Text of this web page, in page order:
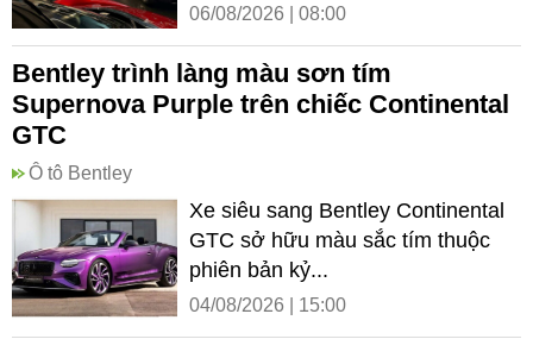
06/08/2026 | 08:00
Bentley trình làng màu sơn tím
Supernova Purple trên chiếc Continental
GTC
Ô tô Bentley
Xe siêu sang Bentley Continental
GTC sở hữu màu sắc tím thuộc
phiên bản kỷ...
04/08/2026 | 15:00